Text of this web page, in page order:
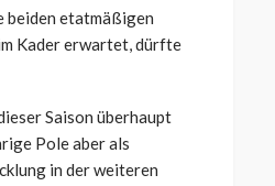
beiden etatmäßigen
Kader erwartet, dürfte
Saison überhaupt
Pole aber als
in der weiteren